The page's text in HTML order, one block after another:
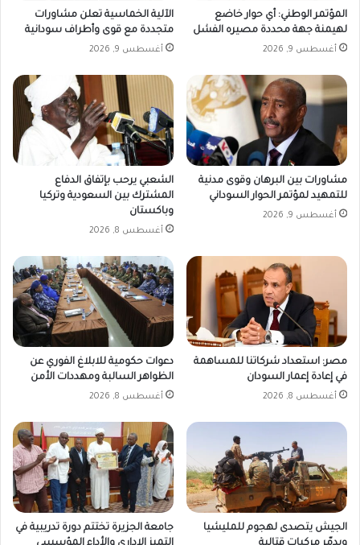
المؤتمر الوطني: أي حوار خاضع
لهيمنة جهة محددة مصيره الفشل
أغسطس 9, 2026
الآلية الخماسية تعلن مشاورات
متجددة مع قوى وأطراف سودانية
أغسطس 9, 2026
مشاورات بين البرهان وقوى مدنية
للتمهيد لمؤتمر الحوار السوداني
أغسطس 9, 2026
الشعبي يرحب بإتفاق الدفاع
المشترك بين السعودية وتركيا
وباكستان
أغسطس 8, 2026
مصر: استعداد شركاتنا للمساهمة
في إعادة إعمار السودان
أغسطس 8, 2026
دعوات حكومية للابلاغ الفوري عن
الظواهر السالبة ومهددات الأمن
أغسطس 8, 2026
الجيش يتصدى لهجوم للمليشيا
جامعة الجزيرة تختتم دورة تدريبية في